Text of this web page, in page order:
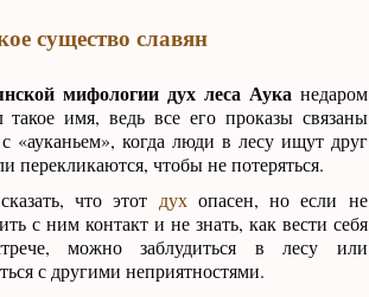
существо славян
мифологии дух леса Аука недаром
такое имя, ведь все его проказы связаны
«ауканьем», когда люди в лесу ищут друг
перекликаются, чтобы не потеряться.
что этот духопасен, но если не
с ним контакт и не знать, как вести себя
можно заблудиться в лесу или
с другими неприятностями.